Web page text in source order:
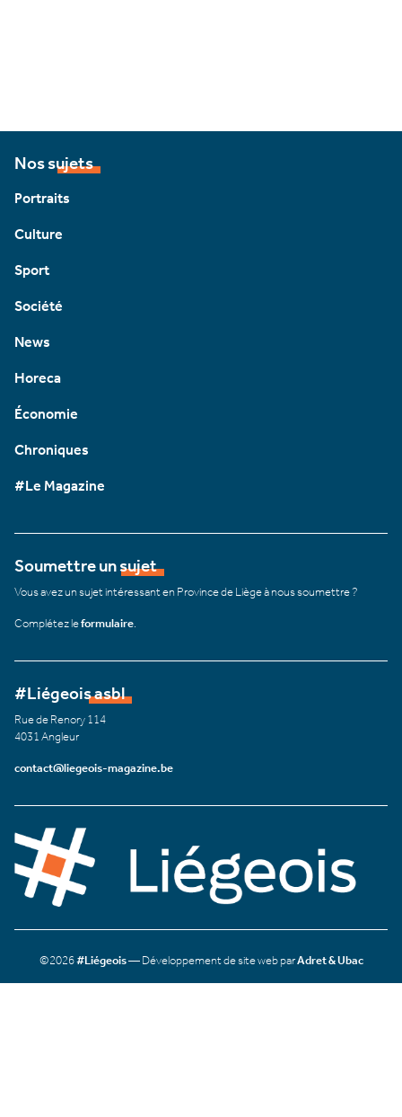
Nos sujets
Portraits
Culture
Sport
Société
News
Horeca
Économie
Chroniques
#Le Magazine
Soumettre un sujet
Vous avez un sujet intéressant en Province de Liège à nous soumettre ?
Complétez leformulaire
#Liégeois asbl
Rue de Renory 114
4031 Angleur
contact@liegeois-magazine.be
©2026#Liégeois— Développement de site web parAdret & Ubac